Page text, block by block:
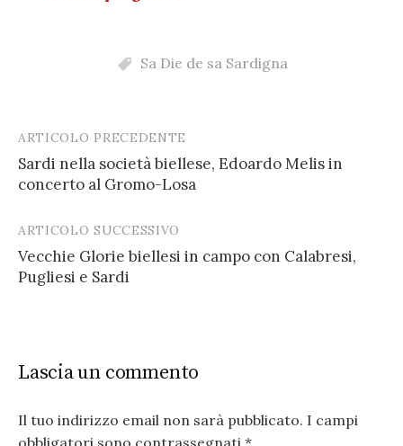
Sa Die de sa Sardigna
Post
navigation
ARTICOLO PRECEDENTE
Sardi nella società biellese, Edoardo Melis in
concerto al Gromo-Losa
ARTICOLO SUCCESSIVO
Vecchie Glorie biellesi in campo con Calabresi,
Pugliesi e Sardi
Lascia un commento
Il tuo indirizzo email non sarà pubblicato. I campi